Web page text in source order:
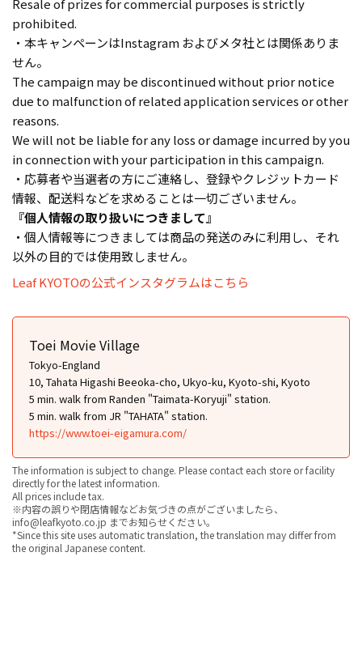
Resale of prizes for commercial purposes is strictly
prohibited.
・本キャンペーンはInstagram およびメタ社とは関係ありま
せん。
The campaign may be discontinued without prior notice
due to malfunction of related application services or other
reasons.
We will not be liable for any loss or damage incurred by you
in connection with your participation in this campaign.
・応募者や当選者の方にご連絡し、登録やクレジットカード
情報、配送料などを求めることは一切ございません。
『個人情報の取り扱いにつきまして』
・個人情報等につきましては商品の発送のみに利用し、それ
以外の目的では使用致しません。
Leaf KYOTOの公式インスタグラムはこちら
Toei Movie Village
Tokyo-England
10, Tahata Higashi Beeoka-cho, Ukyo-ku, Kyoto-shi, Kyoto
5 min. walk from Randen "Taimata-Koryuji" station.
5 min. walk from JR "TAHATA" station.
https://www.toei-eigamura.com/
The information is subject to change. Please contact each store or facility
directly for the latest information.
All prices include tax.
※内容の誤りや閉店情報などお気づきの点がございましたら、
info@leafkyoto.co.jp までお知らせください。
*Since this site uses automatic translation, the translation may differ from
the original Japanese content.